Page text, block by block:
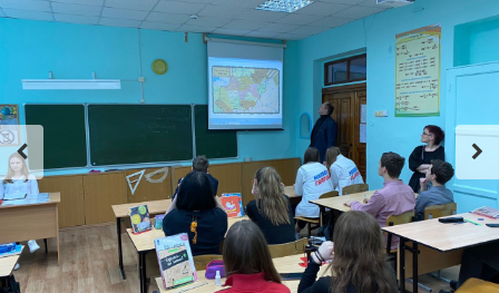
Студенческая жизнь
Сведения об
образовательной
организации
ENG SPN CHI